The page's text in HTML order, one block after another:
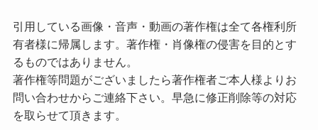
引用している画像・音声・動画の著作権は全て各権利所
有者様に帰属します。著作権・肖像権の侵害を目的とす
るものではありません。
著作権等問題がございましたら著作権者ご本人様よりお
問い合わせからご連絡下さい。早急に修正削除等の対応
を取らせて頂きます。